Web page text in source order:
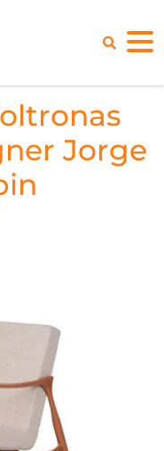
Jorge